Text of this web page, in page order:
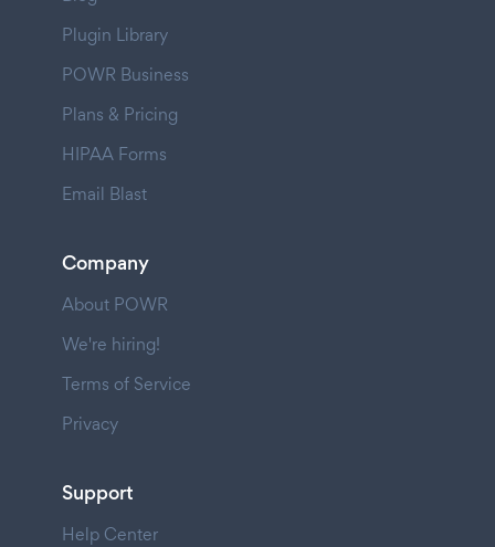
Plugin Library
POWR Business
Plans & Pricing
HIPAA Forms
Email Blast
Company
About POWR
We're hiring!
Terms of Service
Privacy
Support
Help Center